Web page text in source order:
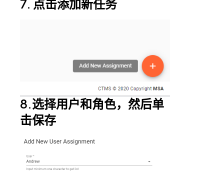
7. 点击添加新任务
8.选择用户和角色，然后单
击保存